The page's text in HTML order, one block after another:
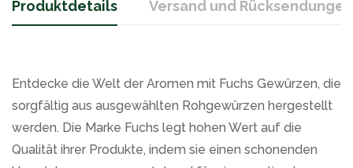
Produktdetails Versand und Rücksendungen
Entdecke die Welt der Aromen mit Fuchs Gewürzen, die
sorgfältig aus ausgewählten Rohgewürzen hergestellt
werden. Die Marke Fuchs legt hohen Wert auf die
Qualität ihrer Produkte, indem sie einen schonenden